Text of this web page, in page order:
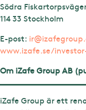
Södra
114 33 Stockholm
E-post:
www.izafe.se/
Om iZafe Group AB
iZafe Group är ett